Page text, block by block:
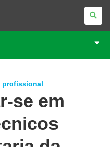
profissional
se em